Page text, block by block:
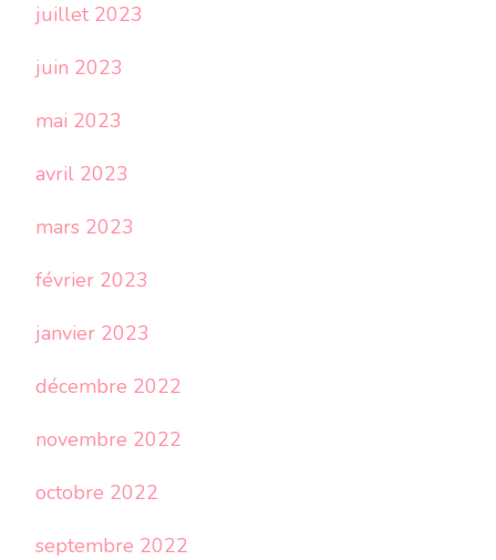
juillet 2023
juin 2023
mai 2023
avril 2023
mars 2023
février 2023
janvier 2023
décembre 2022
novembre 2022
octobre 2022
septembre 2022